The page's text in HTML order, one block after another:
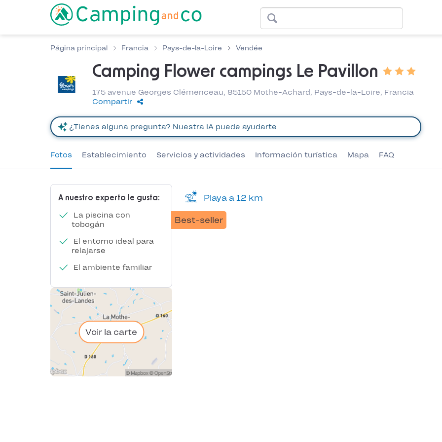
Página principal Francia Pays-de-la-Loire Vendée
Camping Flower campings Le Pavillon
175 avenue Georges Clémenceau, 85150 Mothe-Achard, Pays-de-la-Loire, Francia
Compartir
Fotos Establecimiento Servicios y actividades Información turística Mapa FAQ
A nuestro experto le gusta:
La piscina con
tobogán
El entorno ideal para
relajarse
El ambiente familiar
Voir la carte
Best-seller
Playa a 12 km